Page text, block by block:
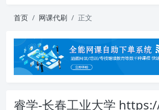
首页 网课代刷 正文
睿学-长春工业大学